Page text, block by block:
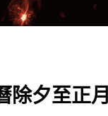
除夕至正